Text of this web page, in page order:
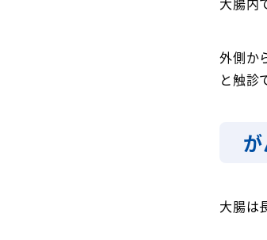
外側か
と触診
大腸は